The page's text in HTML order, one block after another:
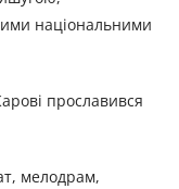
національними
прославився
мелодрам,